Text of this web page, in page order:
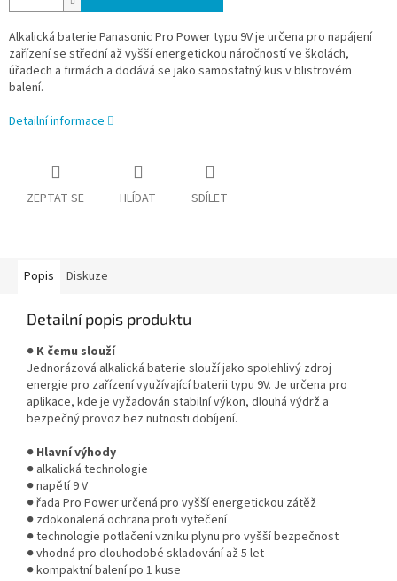
Alkalická baterie Panasonic Pro Power typu 9V je určena pro napájení
zařízení se střední až vyšší energetickou náročností ve školách,
úřadech a firmách a dodává se jako samostatný kus v blistrovém
balení.
Detailní informace
ZEPTAT SE HLÍDAT SDÍLET
Popis Diskuze
Detailní popis produktu
● K čemu slouží
Jednorázová alkalická baterie slouží jako spolehlivý zdroj
energie pro zařízení využívající baterii typu 9V. Je určena pro
aplikace, kde je vyžadován stabilní výkon, dlouhá výdrž a
bezpečný provoz bez nutnosti dobíjení.
● Hlavní výhody
● alkalická technologie
● napětí 9 V
● řada Pro Power určená pro vyšší energetickou zátěž
● zdokonalená ochrana proti vytečení
● technologie potlačení vzniku plynu pro vyšší bezpečnost
● vhodná pro dlouhodobé skladování až 5 let
● kompaktní balení po 1 kuse